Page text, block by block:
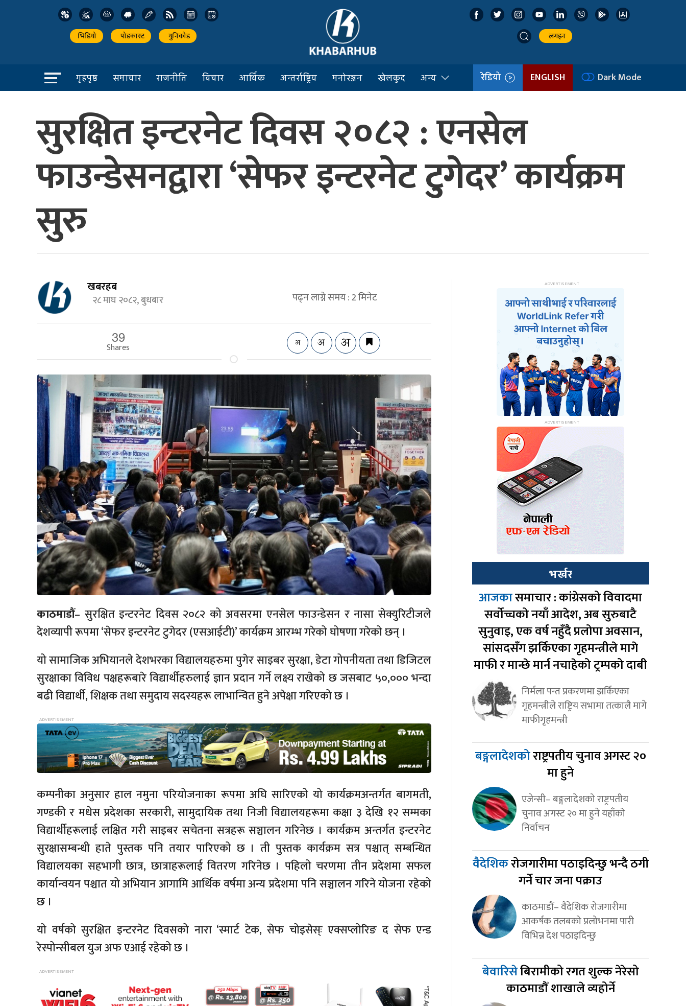
भिडियो पोडकास्ट युनिकोड लगइन
गृहपृष्ठ समाचार राजनीति विचार आर्थिक अन्तर्राष्ट्रिय मनोरञ्जन खेलकुद अन्य रेडियो ENGLISH Dark Mode
सुरक्षित इन्टरनेट दिवस २०८२ : एनसेल
फाउन्डेसनद्वारा ‘सेफर इन्टरनेट टुगेदर’ कार्यक्रम
सुरु
खबरहब
२८ माघ २०८२, बुधबार पढ्न लाग्ने समय :2मिनेट
39
Shares
काठमाडौं– सुरक्षित इन्टरनेट दिवस २०८२ को अवसरमा एनसेल फाउन्डेसन र नासा सेक्युरिटीजले
देशव्यापी रूपमा ‘सेफर इन्टरनेट टुगेदर (एसआईटी)’ कार्यक्रम आरम्भ गरेको घोषणा गरेको छन् ।
यो सामाजिक अभियानले देशभरका विद्यालयहरुमा पुगेर साइबर सुरक्षा, डेटा गोपनीयता तथा डिजिटल
सुरक्षाका विविध पक्षहरूबारे विद्यार्थीहरुलाई ज्ञान प्रदान गर्ने लक्ष्य राखेको छ जसबाट ५०,००० भन्दा
बढी विद्यार्थी, शिक्षक तथा समुदाय सदस्यहरू लाभान्वित हुने अपेक्षा गरिएको छ ।
कम्पनीका अनुसार हाल नमुना परियोजनाका रूपमा अघि सारिएको यो कार्यक्रमअन्तर्गत बागमती,
गण्डकी र मधेस प्रदेशका सरकारी, सामुदायिक तथा निजी विद्यालयहरूमा कक्षा ३ देखि १२ सम्मका
विद्यार्थीहरूलाई लक्षित गरी साइबर सचेतना सत्रहरू सञ्चालन गरिनेछ । कार्यक्रम अन्तर्गत इन्टरनेट
सुरक्षासम्बन्धी हाते पुस्तक पनि तयार पारिएको छ । ती पुस्तक कार्यक्रम सत्र पश्चात् सम्बन्धित
विद्यालयका सहभागी छात्र, छात्राहरूलाई वितरण गरिनेछ । पहिलो चरणमा तीन प्रदेशमा सफल
कार्यान्वयन पश्चात यो अभियान आगामि आर्थिक वर्षमा अन्य प्रदेशमा पनि सञ्चालन गरिने योजना रहेको
छ ।
यो वर्षको सुरक्षित इन्टरनेट दिवसको नारा ‘स्मार्ट टेक, सेफ चोइसेस्ः एक्सप्लोरिङ द सेफ एन्ड
रेस्पोन्सीबल युज अफ एआई रहेको छ ।
भर्खर
आजकासमाचार : कांग्रेसको विवादमा
सर्वोच्चको नयाँ आदेश, अब सुरुबाटै
सुनुवाइ, एक वर्ष नहुँदै प्रलोपा अवसान,
सांसदसँग झर्किएका गृहमन्त्रीले मागे
माफी र मान्छे मार्न नचाहेको ट्रम्पको दाबी
निर्मला पन्त प्रकरणमा झर्किएका
गृहमन्त्रीले राष्ट्रिय सभामा तत्कालै मागे
माफीगृहमन्त्री
बङ्गलादेशकोराष्ट्रपतीय चुनाव अगस्ट २०
मा हुने
एजेन्सी– बङ्गलादेशको राष्ट्रपतीय
चुनाव अगस्ट २० मा हुने यहाँको
निर्वाचन
वैदेशिकरोजगारीमा पठाइदिन्छु भन्दै ठगी
गर्ने चार जना पक्राउ
काठमाडौं– वैदेशिक रोजगारीमा
आकर्षक तलबको प्रलोभनमा पारी
विभिन्न देश पठाइदिन्छु
बेवारिसेबिरामीको रगत शुल्क नेरेसो
काठमाडौँ शाखाले व्यहोर्ने